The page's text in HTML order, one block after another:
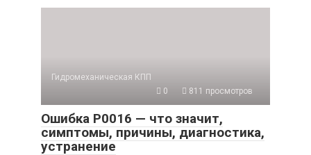
Гидромеханическая КПП
0
811 просмотров
Ошибка P0016 — что значит,
симптомы, причины, диагностика,
устранение